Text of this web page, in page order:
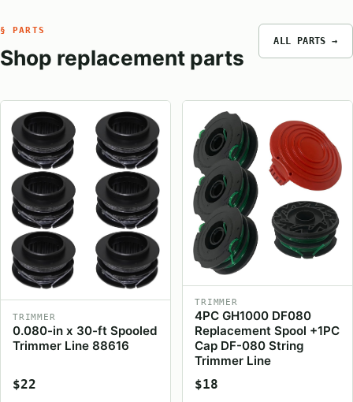
§ PARTS
Shop replacement parts
ALL PARTS →
TRIMMER
0.080-in x 30-ft Spooled
Trimmer Line 88616
$22
TRIMMER
4PC GH1000 DF080
Replacement Spool +1PC
Cap DF-080 String
Trimmer Line
$18